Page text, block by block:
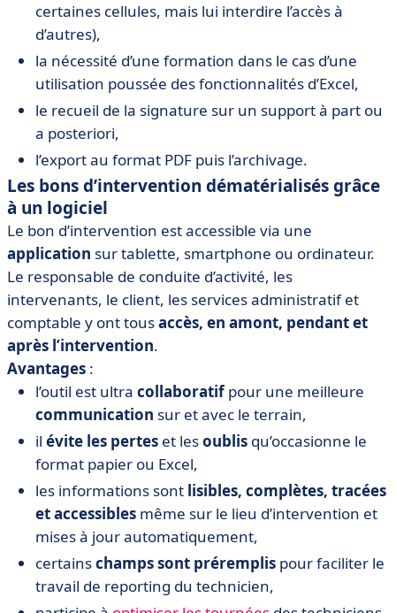
certaines cellules, mais lui interdire l’accès à
d’autres),
la nécessité d’une formation dans le cas d’une
utilisation poussée des fonctionnalités d’Excel,
le recueil de la signature sur un support à part ou
a posteriori,
l’export au format PDF puis l’archivage.
Les bons d’intervention dématérialisés grâce
à un logiciel
Le bon d’intervention est accessible via une
application sur tablette, smartphone ou ordinateur.
Le responsable de conduite d’activité, les
intervenants, le client, les services administratif et
comptable y ont tousaccès, en amont, pendant et
après l’intervention.
Avantages :
l’outil est ultra collaboratifpour une meilleure
communication sur et avec le terrain,
il évite les pertes et lesoublis qu’occasionne le
format papier ou Excel,
les informations sont lisibles, complètes, tracées
et accessibles même sur le lieu d’intervention et
mises à jour automatiquement,
certainschamps sont préremplis pour faciliter le
travail de reporting du technicien,